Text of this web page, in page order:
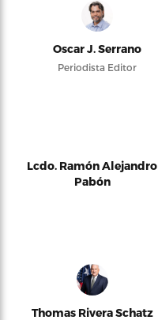
Oscar J. Serrano
Periodista Editor
Lcdo. Ramón Alejandro
Pabón
Thomas Rivera Schatz